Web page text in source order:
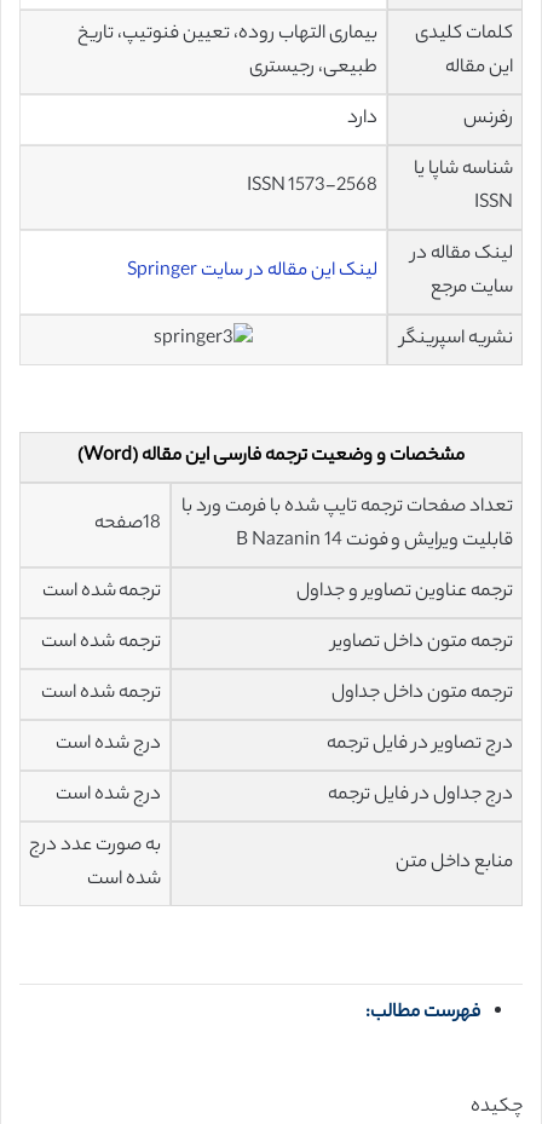
کلمات کلیدی
این مقاله
بیماری التهاب روده، تعیین فنوتیپ، تاریخ
طبیعی، رجیستری
رفرنس
دارد
شناسه شاپا یا
ISSN
ISSN 1573-2568
لینک مقاله در
سایت مرجع
لینک این مقاله در سایت Springer
نشریه اسپرینگر
مشخصات و وضعیت ترجمه فارسی این مقاله (Word)
تعداد صفحات ترجمه تایپ شده با فرمت ورد با
قابلیت ویرایش و فونت 14 B Nazanin
18صفحه
ترجمه عناوین تصاویر و جداول
ترجمه شده است
ترجمه متون داخل تصاویر
ترجمه شده است
ترجمه متون داخل جداول
ترجمه شده است
درج تصاویر در فایل ترجمه
درج شده است
درج جداول در فایل ترجمه
درج شده است
منابع داخل متن
به صورت عدد درج
شده است
فهرست مطالب:
چکیده